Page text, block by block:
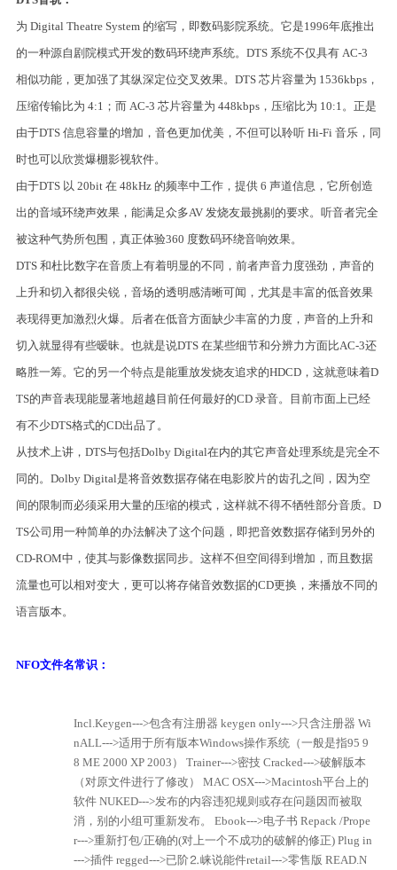
为 Digital Theatre System 的缩写，即数码影院系统。它是1996年底推出
的一种源自剧院模式开发的数码环绕声系统。DTS 系统不仅具有 AC-3
相似功能，更加强了其纵深定位交叉效果。DTS 芯片容量为 1536kbps，
压缩传输比为 4:1；而 AC-3 芯片容量为 448kbps，压缩比为 10:1。正是
由于DTS 信息容量的增加，音色更加优美，不但可以聆听 Hi-Fi 音乐，同
时也可以欣赏爆棚影视软件。
由于DTS 以 20bit 在 48kHz 的频率中工作，提供 6 声道信息，它所创造
出的音域环绕声效果，能满足众多AV 发烧友最挑剔的要求。听音者完全
被这种气势所包围，真正体验360 度数码环绕音响效果。
DTS 和杜比数字在音质上有着明显的不同，前者声音力度强劲，声音的
上升和切入都很尖锐，音场的透明感清晰可闻，尤其是丰富的低音效果
表现得更加激烈火爆。后者在低音方面缺少丰富的力度，声音的上升和
切入就显得有些暧昧。也就是说DTS 在某些细节和分辨力方面比AC-3还
略胜一筹。它的另一个特点是能重放发烧友追求的HDCD，这就意味着D
TS的声音表现能显著地超越目前任何最好的CD 录音。目前市面上已经
有不少DTS格式的CD出品了。
从技术上讲，DTS与包括Dolby Digital在内的其它声音处理系统是完全不
同的。Dolby Digital是将音效数据存储在电影胶片的齿孔之间，因为空
间的限制而必须采用大量的压缩的模式，这样就不得不牺牲部分音质。D
TS公司用一种简单的办法解决了这个问题，即把音效数据存储到另外的
CD-ROM中，使其与影像数据同步。这样不但空间得到增加，而且数据
流量也可以相对变大，更可以将存储音效数据的CD更换，来播放不同的
语言版本。
NFO文件名常识：
Incl.Keygen--->包含有注册器 keygen only--->只含注册器 Wi
nALL--->适用于所有版本Windows操作系统（一般是指95 9
8 ME 2000 XP 2003） Trainer--->密技 Cracked--->破解版本
（对原文件进行了修改） MAC OSX--->Macintosh平台上的
软件 NUKED--->发布的内容违犯规则或存在问题因而被取
消，别的小组可重新发布。 Ebook--->电子书 Repack /Prope
r--->重新打包/正确的(对上一个不成功的破解的修正) Plug in
--->插件 regged--->已阶⒉崃说能件retail--->零售版 READ.N